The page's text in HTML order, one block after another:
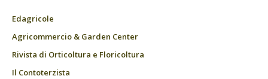
Edagricole
Agricommercio & Garden Center
Rivista di Orticoltura e Floricoltura
Il Contoterzista